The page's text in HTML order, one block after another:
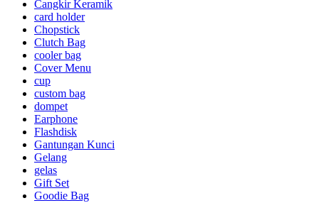
Cangkir Keramik
card holder
Chopstick
Clutch Bag
cooler bag
Cover Menu
cup
custom bag
dompet
Earphone
Flashdisk
Gantungan Kunci
Gelang
gelas
Gift Set
Goodie Bag